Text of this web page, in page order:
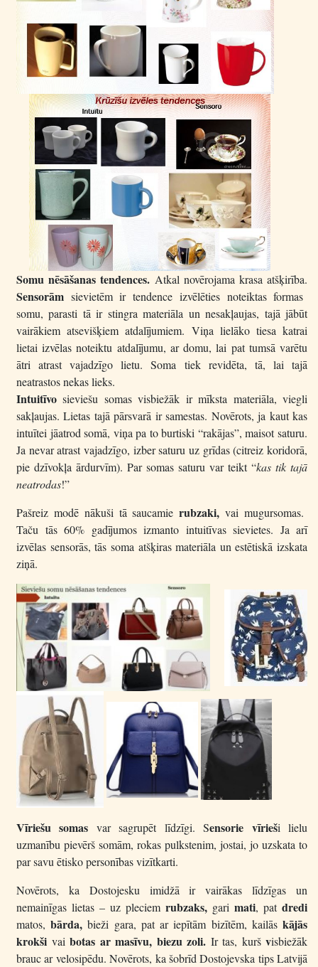
Somu nēsāšanas tendences. Atkal novērojama krasa atšķirība.
Sensorām sievietēm ir tendence izvēlēties noteiktas formas
somu, parasti tā ir stingra materiāla un nesakļaujas, tajā jābūt
vairākiem atsevišķiem atdalījumiem. Viņa lielāko tiesa katrai
lietai izvēlas noteiktu atdalījumu, ar domu, lai pat tumsā varētu
ātri atrast vajadzīgo lietu. Soma tiek revidēta, tā, lai tajā
neatrastos nekas lieks.
Intuitīvo sieviešu somas visbiežāk ir mīksta materiāla, viegli
sakļaujas. Lietas tajā pārsvarā ir samestas. Novērots, ja kaut kas
intuītei jāatrod somā, viņa pa to burtiski “rakājas”, maisot saturu.
Ja nevar atrast vajadzīgo, izber saturu uz grīdas (citreiz koridorā,
pie dzīvokļa ārdurvīm). Par somas saturu var teikt “kas tik tajā
neatrodas!”
Pašreiz modē nākuši tā saucamierubzaki, vai mugursomas.
Taču tās 60% gadījumos izmanto intuitīvas sievietes. Ja arī
izvēlas sensorās, tās soma atšķiras materiāla un estētiskā izskata
ziņā.
Vīriešu somas var sagrupēt līdzīgi. Sensorie vīrieši lielu
uzmanību pievērš somām, rokas pulkstenim, jostai, jo uzskata to
par savu ētisko personības vizītkarti.
Novērots, ka Dostojesku imidžā ir vairākas līdzīgas un
nemainīgas lietas – uz pleciem rubzaks, gari mati, pat dredi
matos,bārda, bieži gara, pat ar iepītām bizītēm, kailāskājās
krokši vai botas ar masīvu, biezu zoli. Ir tas, kuršvisbiežāk
brauc ar velosipēdu. Novērots, ka šobrīd Dostojevska tips Latvijā